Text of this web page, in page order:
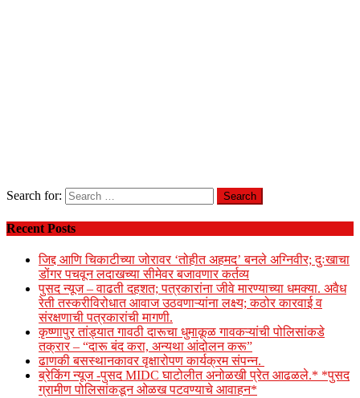
Search for:
Recent Posts
जिद्द आणि चिकाटीच्या जोरावर ‘तोहीत अहमद’ बनले अग्निवीर; दुःखाचा
डोंगर पचवून लदाखच्या सीमेवर बजावणार कर्तव्य
पुसद न्यूज – वाढती दहशत; पत्रकारांना जीवे मारण्याच्या धमक्या. अवैध
रेती तस्करीविरोधात आवाज उठवणाऱ्यांना लक्ष्य; कठोर कारवाई व
संरक्षणाची पत्रकारांची मागणी.
कृष्णापुर तांड्यात गावठी दारूचा धुमाकूळ गावकऱ्यांची पोलिसांकडे
तक्रार – “दारू बंद करा, अन्यथा आंदोलन करू”
ढाणकी बसस्थानकावर वृक्षारोपण कार्यक्रम संपन्न.
ब्रेकिंग न्यूज -पुसद MIDC घाटोलीत अनोळखी प्रेत आढळले.* *पुसद
ग्रामीण पोलिसांकडून ओळख पटवण्याचे आवाहन*